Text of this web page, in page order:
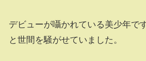
デビューが囁かれている美少年で
と世間を騒がせていました。